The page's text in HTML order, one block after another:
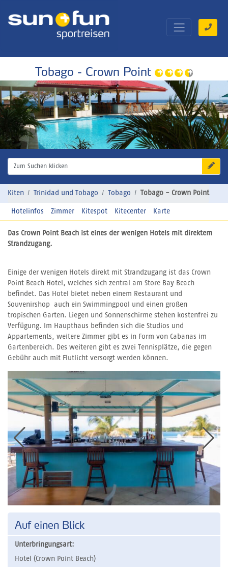
Tobago - Crown Point
Zum Suchen klicken
Kiten Trinidad und Tobago Tobago Tobago - Crown Point
Hotelinfos Zimmer Kitespot Kitecenter Karte
Das Crown Point Beach ist eines der wenigen Hotels mit direktem
Strandzugang.
Einige der wenigen Hotels direkt mit Strandzugang ist das Crown
Point Beach Hotel, welches sich zentral am Store Bay Beach
befindet. Das Hotel bietet neben einem Restaurant und
Souvenirshop auch ein Swimmingpool und einen großen
tropischen Garten. Liegen und Sonnenschirme stehen kostenfrei zu
Verfügung. Im Haupthaus befinden sich die Studios und
Appartements, weitere Zimmer gibt es in Form von Cabanas im
Gartenbereich. Des weiteren gibt es zwei Tennisplätze, die gegen
Gebühr auch mit Flutlicht versorgt werden können.
Auf einen Blick
Unterbringungsart:
Hotel (Crown Point Beach)